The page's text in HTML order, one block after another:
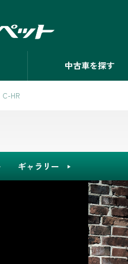
中古車を探す
C-HR
ギャラリー